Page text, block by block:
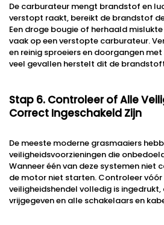
De carburateur mengt brandstof en
verstopt raakt, bereikt de brandstof
Een droge bougie of herhaald
vaak op een verstopte carburateur.
en reinig sproeiers en doorgangen
veel gevallen herstelt dit de
Stap 6. Controleer of Alle
Correct Ingeschakeld Zijn
De meeste moderne grasmaaiers
veiligheidsvoorzieningen die
Wanneer één van deze systemen niet
de motor niet starten. Controleer
veiligheidshendel volledig is
vrijgegeven en alle schakelaars en